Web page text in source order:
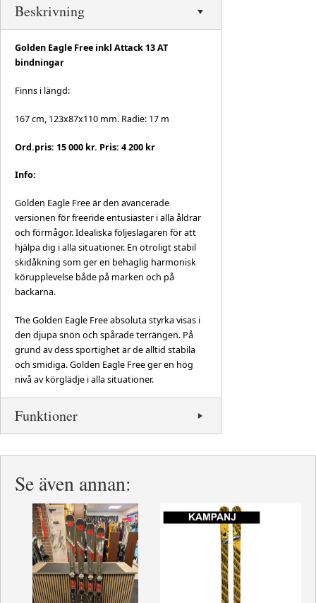
Beskrivning
Golden Eagle Free inkl Attack 13 AT
bindningar
Finns i längd:
167 cm, 123x87x110 mm. Radie: 17 m
Ord.pris: 15 000 kr. Pris: 4 200 kr
Info:
Golden Eagle Free är den avancerade
versionen för freeride entusiaster i alla åldrar
och förmågor. Idealiska följeslagaren för att
hjälpa dig i alla situationer. En otroligt stabil
skidåkning som ger en behaglig harmonisk
körupplevelse både på marken och på
backarna.
The Golden Eagle Free absoluta styrka visas i
den djupa snön och spårade terrängen. På
grund av dess sportighet är de alltid stabila
och smidiga. Golden Eagle Free ger en hög
nivå av körglädje i alla situationer.
Funktioner
Se även annan: